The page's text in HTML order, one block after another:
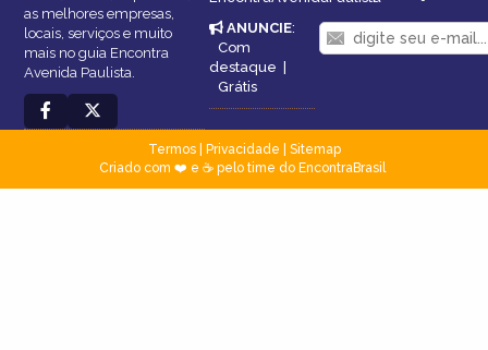
as melhores empresas,
locais, serviços e muito
mais no guia Encontra
Avenida Paulista.
ANUNCIE:
Com
destaque |
Grátis
Termos| Privacidade
Sitemap
Criado com ❤️ e ☕ pelo time do EncontraBrasil